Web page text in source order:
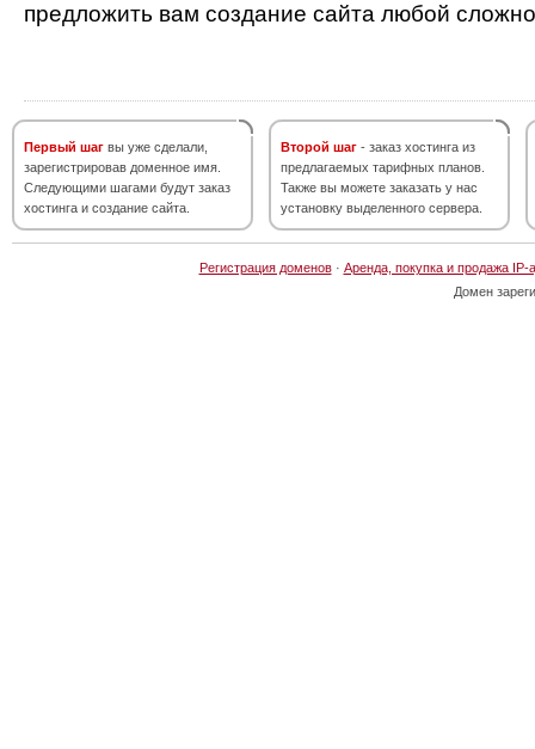
предложить вам создание сайта любой
Первый шаг вы уже сделали,
зарегистрировав доменное имя.
Следующими шагами будут заказ
хостинга и создание сайта.
Второй шаг - заказ хостинга из
предлагаемых тарифных планов.
Также вы можете заказать у нас
установку выделенного сервера.
Регистрация доменов· Аренда, покупка и продажа IP-
Домен